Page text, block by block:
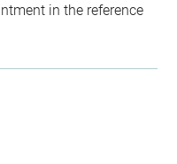
in the reference